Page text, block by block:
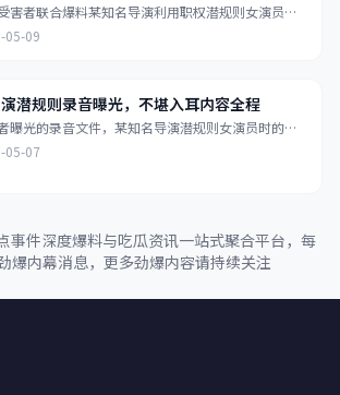
害者联合爆料某知名导演利用职权潜规则女演员，
堪入目的聊天记录和录音文件在网络上流出...
05-09
潜规则录音曝光，不堪入耳内容全程
曝光的录音文件，某知名导演潜规则女演员时的不
对话全程记录
05-07
事件深度爆料与吃瓜资讯一站式聚合平台，每
爆内幕消息，更多劲爆内容请持续关注